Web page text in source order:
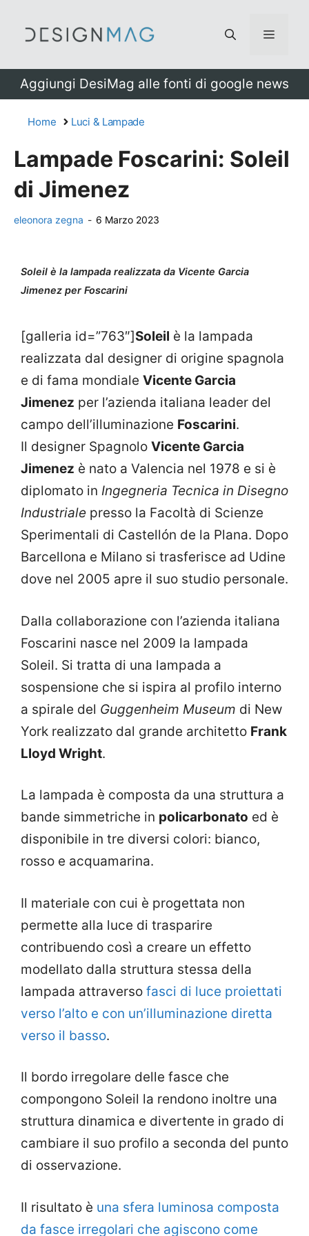
Menu
Aggiungi DesiMag alle fonti di google news
Home Luci & Lampade
Lampade Foscarini: Soleil
di Jimenez
eleonora zegna - 6 Marzo 2023
Soleil è la lampada realizzata da Vicente Garcia
Jimenez per Foscarini
[galleria id=”763″]Soleil è la lampada
realizzata dal designer di origine spagnola
e di fama mondiale Vicente Garcia
Jimenez per l’azienda italiana leader del
campo dell’illuminazione Foscarini.
Il designer Spagnolo Vicente Garcia
Jimenez è nato a Valencia nel 1978 e si è
diplomato in Ingegneria Tecnica in Disegno
Industriale presso la Facoltà di Scienze
Sperimentali di Castellón de la Plana. Dopo
Barcellona e Milano si trasferisce ad Udine
dove nel 2005 apre il suo studio personale.
Dalla collaborazione con l’azienda italiana
Foscarini nasce nel 2009 la lampada
Soleil. Si tratta di una lampada a
sospensione che si ispira al profilo interno
a spirale del Guggenheim Museum di New
York realizzato dal grande architetto Frank
Lloyd Wright.
La lampada è composta da una struttura a
bande simmetriche in policarbonato ed è
disponibile in tre diversi colori: bianco,
rosso e acquamarina.
Il materiale con cui è progettata non
permette alla luce di trasparire
contribuendo così a creare un effetto
modellato dalla struttura stessa della
lampada attraverso fasci di luce proiettati
verso l’alto e con un’illuminazione diretta
verso il basso.
Il bordo irregolare delle fasce che
compongono Soleil la rendono inoltre una
struttura dinamica e divertente in grado di
cambiare il suo profilo a seconda del punto
di osservazione.
Il risultato è una sfera luminosa composta
da fasce irregolari che agiscono come